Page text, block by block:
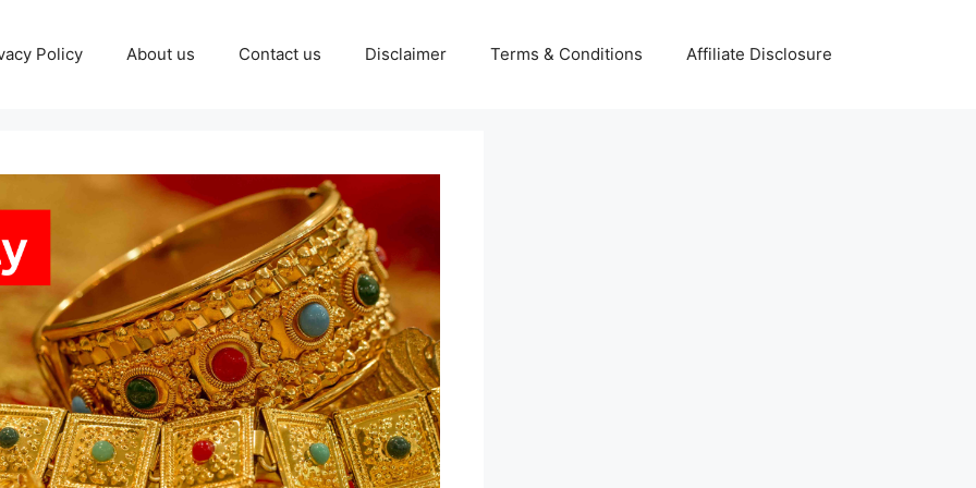
Policy About us Contact us Disclaimer Terms & Conditions Affiliate Disclosure